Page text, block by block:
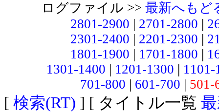
ログファイル >> 最新へもど
2801-2900 | 2701-2800 |
2301-2400 | 2201-2300 |
1801-1900 | 1701-1800 |
1301-1400 | 1201-1300 |
701-800 | 601-700 |
[ 検索(RT) ] [ タイトル一覧